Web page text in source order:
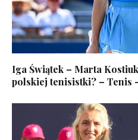
Iga Świątek – Marta
polskiej tenisistki? – Tenis